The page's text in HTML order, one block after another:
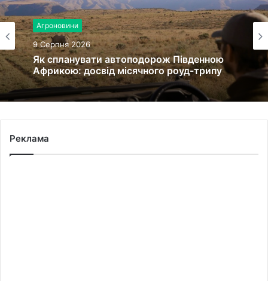
Агроновини
9 Серпня 2026
Як спланувати автоподорож Південною
Африкою: досвід місячного роуд-трипу
Право, кримінал
9 Серпня 2026
вулиці Науковій
Реклама